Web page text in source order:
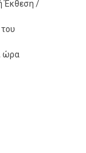
Έκθεση /
ώρα